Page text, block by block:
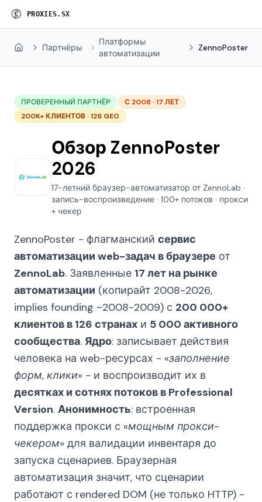
PROXI ES. SX
Home Партнёры
Платформы
автоматизации
ZennoPoster
ПРОВЕРЕННЫЙ ПАРТНЁР
С 2008 · 17 ЛЕТ
200K+ КЛИЕНТОВ · 126 GEO
Обзор ZennoPoster
2026
17-летний браузер-автоматизатор от ZennoLab ·
запись-воспроизведение · 100+ потоков · прокси
+ чекер
ZennoPoster - флагманский сервис
автоматизации web-задач в браузере от
ZennoLab. Заявленные 17 лет на рынке
автоматизации (копирайт 2008-2026,
implies founding ~2008-2009) с 200 000+
клиентов в 126 странах и 5 000 активного
сообщества. Ядро: записывает действия
человека на web-ресурсах - «заполнение
форм, клики» - и воспроизводит их в
десятках и сотнях потоков в Professional
Version. Анонимность: встроенная
поддержка прокси с «мощным прокси-
чекером» для валидации инвентаря до
запуска сценариев. Браузерная
автоматизация значит, что сценарии
работают с rendered DOM (не только HTTP) -